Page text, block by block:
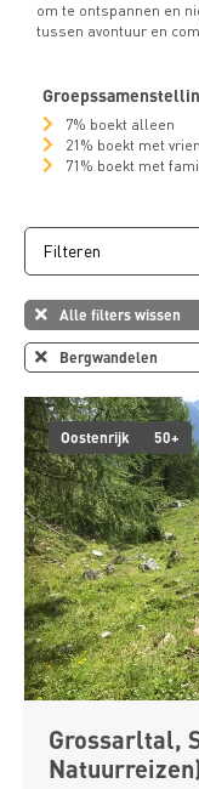
om te ontspannen en
tussen avontuur en
7% boekt alleen
21% boekt met
71% boekt met
Filteren
Alle filters wissen
Bergwandelen
Oostenrijk 50+
Grossarltal,
Natuurreizen)